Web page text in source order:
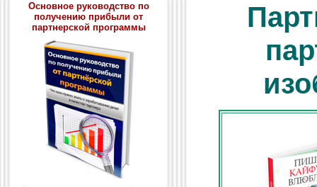
Oсновное руководство по
получению прибыли от
партнерской программы